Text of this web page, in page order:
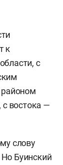
к
с
востока —
слову
Но Буинский